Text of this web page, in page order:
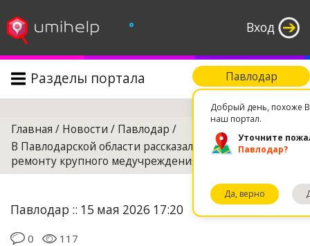
Вход
°
Павлодар
Добрый день, похоже
наш портал.
Уточните
Павлодар?
Да, верно
Разделы портала Поиск
Главная / Новости / Павлодар /
В Павлодарской области рассказали о планах по
ремонту крупного медучреждения
Павлодар :: 15 мая 2026 17:20
0
117